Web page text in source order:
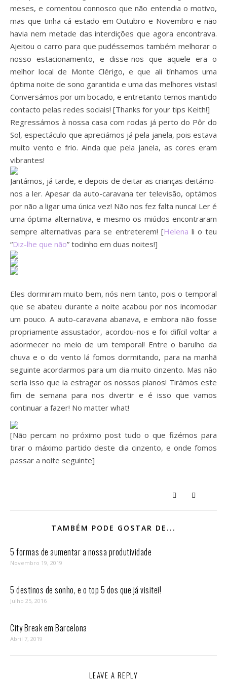
meses, e comentou connosco que não entendia o motivo,
mas que tinha cá estado em Outubro e Novembro e não
havia nem metade das interdições que agora encontrava.
Ajeitou o carro para que pudéssemos também melhorar o
nosso estacionamento, e disse-nos que aquele era o
melhor local de Monte Clérigo, e que ali tínhamos uma
óptima noite de sono garantida e uma das melhores vistas!
Conversámos por um bocado, e entretanto temos mantido
contacto pelas redes sociais! [Thanks for your tips Keith!]
Regressámos à nossa casa com rodas já perto do Pôr do
Sol, espectáculo que apreciámos já pela janela, pois estava
muito vento e frio. Ainda que pela janela, as cores eram
vibrantes!
Jantámos, já tarde, e depois de deitar as crianças deitámo-
nos a ler. Apesar da auto-caravana ter televisão, optámos
por não a ligar uma única vez! Não nos fez falta nunca! Ler é
uma óptima alternativa, e mesmo os miúdos encontraram
sempre alternativas para se entreterem! [Helena li o teu
“Diz-lhe que não” todinho em duas noites!]
Eles dormiram muito bem, nós nem tanto, pois o temporal
que se abateu durante a noite acabou por nos incomodar
um pouco. A auto-caravana abanava, e embora não fosse
propriamente assustador, acordou-nos e foi difícil voltar a
adormecer no meio de um temporal! Entre o barulho da
chuva e o do vento lá fomos dormitando, para na manhã
seguinte acordarmos para um dia muito cinzento. Mas não
seria isso que ia estragar os nossos planos! Tirámos este
fim de semana para nos divertir e é isso que vamos
continuar a fazer! No matter what!
[Não percam no próximo post tudo o que fizémos para
tirar o máximo partido deste dia cinzento, e onde fomos
passar a noite seguinte]
TAMBÉM PODE GOSTAR DE...
5 formas de aumentar a nossa produtividade
Novembro 19, 2019
5 destinos de sonho, e o top 5 dos que já visitei!
Julho 25, 2016
City Break em Barcelona
Abril 7, 2019
LEAVE A REPLY